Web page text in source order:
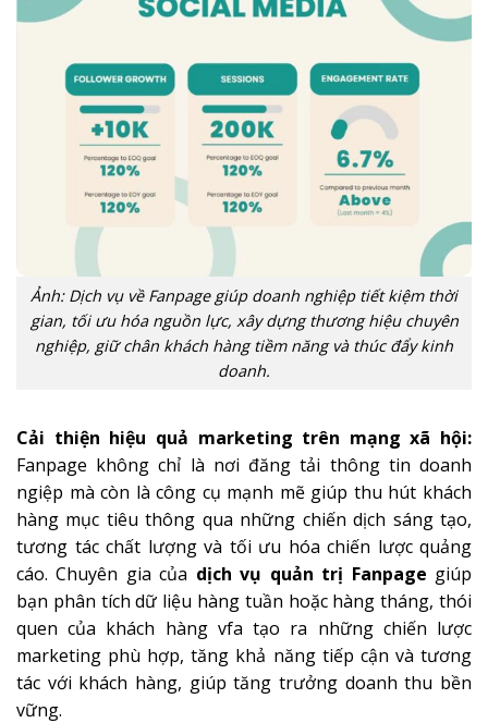
Ảnh: Dịch vụ về Fanpage giúp doanh nghiệp tiết kiệm thời
gian, tối ưu hóa nguồn lực, xây dựng thương hiệu chuyên
nghiệp, giữ chân khách hàng tiềm năng và thúc đẩy kinh
doanh.
Cải thiện hiệu quả marketing trên mạng xã hội:
Fanpage không chỉ là nơi đăng tải thông tin doanh
ngiệp mà còn là công cụ mạnh mẽ giúp thu hút khách
hàng mục tiêu thông qua những chiến dịch sáng tạo,
tương tác chất lượng và tối ưu hóa chiến lược quảng
cáo. Chuyên gia của dịch vụ quản trị Fanpage giúp
bạn phân tích dữ liệu hàng tuần hoặc hàng tháng, thói
quen của khách hàng vfa tạo ra những chiến lược
marketing phù hợp, tăng khả năng tiếp cận và tương
tác với khách hàng, giúp tăng trưởng doanh thu bền
vững.